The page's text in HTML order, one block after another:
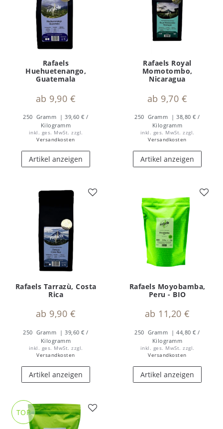
Rafaels
Huehuetenango,
Guatemala
ab 9,90 €
250 Gramm | 39,60 € /
Kilogramm
inkl. ges. MwSt. zzgl.
Versandkosten
Artikel anzeigen
Rafaels Royal
Momotombo,
Nicaragua
ab 9,70 €
250 Gramm | 38,80 € /
Kilogramm
inkl. ges. MwSt. zzgl.
Versandkosten
Artikel anzeigen
Rafaels Tarrazù, Costa
Rica
ab 9,90 €
250 Gramm | 39,60 € /
Kilogramm
inkl. ges. MwSt. zzgl.
Versandkosten
Artikel anzeigen
Rafaels Moyobamba,
Peru - BIO
ab 11,20 €
250 Gramm | 44,80 € /
Kilogramm
inkl. ges. MwSt. zzgl.
Versandkosten
Artikel anzeigen
TOP